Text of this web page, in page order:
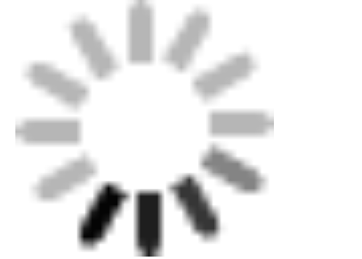
スピゴット・フィッティング
トランジションフィッティング
電気融着溶接機
バット・フュージョン・ツール
電流器具